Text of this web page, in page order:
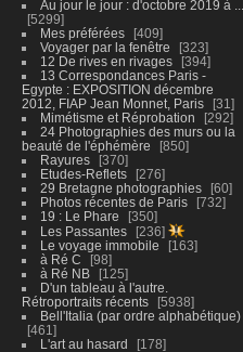
Au jour le jour : d'octobre 2019 à ...
5299
Mes préférées
409
Voyager par la fenêtre
323
12 De rives en rivages
394
13 Correspondances Paris -
Egypte : EXPOSITION décembre
2012, FIAP Jean Monnet, Paris
31
Mimétisme et Réprobation
292
24 Photographies des murs ou la
beauté de l'éphémère
850
Rayures
370
Etudes-Reflets
276
29 Bretagne photographies
60
Photos récentes de Paris
732
19 : Le Phare
350
Les Passantes
236
Le voyage immobile
163
à Ré C
98
à Ré NB
125
D'un tableau à l'autre.
Rétroportraits récents
5938
Bell'Italia (par ordre alphabétique)
461
L'art au hasard
178